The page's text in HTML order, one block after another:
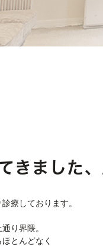
きました
療しております。
り界隈。
とんどなく